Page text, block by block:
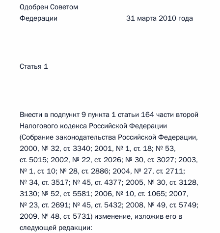
Одобрен Советом
Федерации 31 марта 2010 года
Статья 1
Внести в подпункт 9 пункта 1 статьи 164 части второй
Налогового кодекса Российской Федерации
(Собрание законодательства Российской Федерации,
2000, № 32, ст. 3340; 2001, № 1, ст. 18; № 53,
ст. 5015; 2002, № 22, ст. 2026; № 30, ст. 3027; 2003,
№ 1, ст. 10; № 28, ст. 2886; 2004, № 27, ст. 2711;
№ 34, ст. 3517; № 45, ст. 4377; 2005, № 30, ст. 3128,
3130; № 52, ст. 5581; 2006, № 10, ст. 1065; 2007,
№ 23, ст. 2691; № 45, ст. 5432; 2008, № 49, ст. 5749;
2009, № 48, ст. 5731) изменение, изложив его в
следующей редакции: